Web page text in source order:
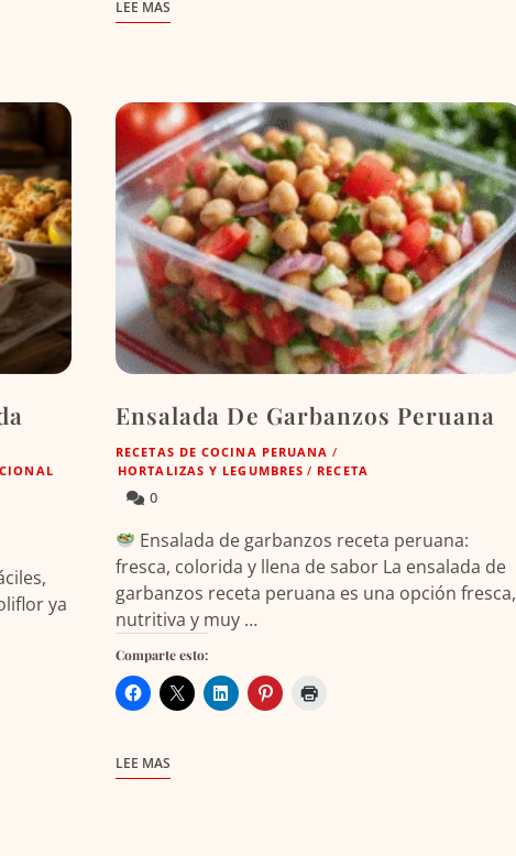
LEE MAS
ya
Ensalada De Garbanzos Peruana
RECETAS DE COCINA PERUANA /
HORTALIZAS Y LEGUMBRES / RECETA
0
Ensalada de garbanzos receta peruana:
fresca, colorida y llena de sabor La ensalada de
garbanzos receta peruana es una opción fresca,
nutritiva y muy …
Comparte esto:
LEE MAS